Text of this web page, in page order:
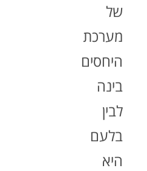
של
מערכת
היחסים
בינה
לבין
בלעם
היא